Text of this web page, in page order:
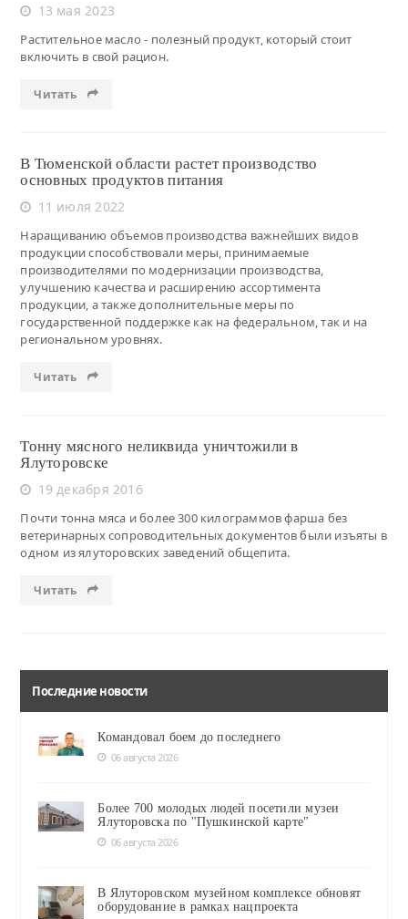
13 мая 2023
Растительное масло - полезный продукт, который стоит
включить в свой рацион.
Читать
В Тюменской области растет производство
основных продуктов питания
11 июля 2022
Наращиванию объемов производства важнейших видов
продукции способствовали меры, принимаемые
производителями по модернизации производства,
улучшению качества и расширению ассортимента
продукции, а также дополнительные меры по
государственной поддержке как на федеральном, так и на
региональном уровнях.
Читать
Тонну мясного неликвида уничтожили в
Ялуторовске
19 декабря 2016
Почти тонна мяса и более 300 килограммов фарша без
ветеринарных сопроводительных документов были изъяты в
одном из ялуторовских заведений общепита.
Читать
Последние новости
Командовал боем до последнего
06 августа 2026
Более 700 молодых людей посетили музеи
Ялуторовска по "Пушкинской карте"
06 августа 2026
В Ялуторовском музейном комплексе обновят
оборудование в рамках нацпроекта